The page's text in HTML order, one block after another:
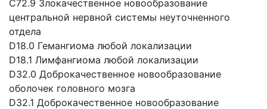
C72.9 Злокачественное новообразование
центральной нервной системы неуточненного
отдела
D18.0 Гемангиома любой локализации
D18.1 Лимфангиома любой локализации
D32.0 Доброкачественное новообразование
оболочек головного мозга
D32.1 Доброкачественное новообразование